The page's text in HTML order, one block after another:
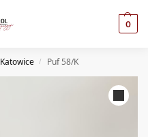
0
Katowice / Puf 58/K